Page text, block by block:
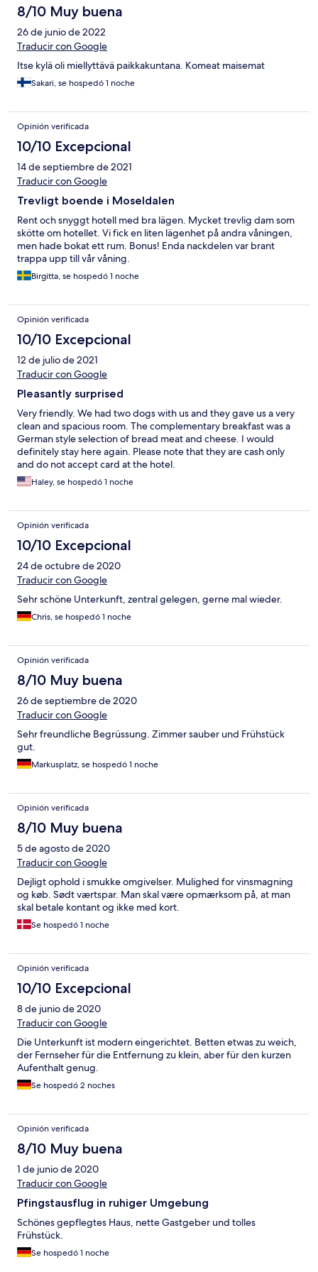
8/10 Muy buena
26 de junio de 2022
Traducir con Google
Itse kylä oli miellyttävä paikkakuntana. Komeat maisemat
Sakari, se hospedó 1 noche
Opinión verificada
10/10 Excepcional
14 de septiembre de 2021
Traducir con Google
Trevligt boende i Moseldalen
Rent och snyggt hotell med bra lägen. Mycket trevlig dam som
skötte om hotellet. Vi fick en liten lägenhet på andra våningen,
men hade bokat ett rum. Bonus! Enda nackdelen var brant
trappa upp till vår våning.
Birgitta, se hospedó 1 noche
Opinión verificada
10/10 Excepcional
12 de julio de 2021
Traducir con Google
Pleasantly surprised
Very friendly. We had two dogs with us and they gave us a very
clean and spacious room. The complementary breakfast was a
German style selection of bread meat and cheese. I would
definitely stay here again. Please note that they are cash only
and do not accept card at the hotel.
Haley, se hospedó 1 noche
Opinión verificada
10/10 Excepcional
24 de octubre de 2020
Traducir con Google
Sehr schöne Unterkunft, zentral gelegen, gerne mal wieder.
Chris, se hospedó 1 noche
Opinión verificada
8/10 Muy buena
26 de septiembre de 2020
Traducir con Google
Sehr freundliche Begrüssung. Zimmer sauber und Frühstück
gut.
Markusplatz, se hospedó 1 noche
Opinión verificada
8/10 Muy buena
5 de agosto de 2020
Traducir con Google
Dejligt ophold i smukke omgivelser. Mulighed for vinsmagning
og køb. Sødt værtspar. Man skal være opmærksom på, at man
skal betale kontant og ikke med kort.
Se hospedó 1 noche
Opinión verificada
10/10 Excepcional
8 de junio de 2020
Traducir con Google
Die Unterkunft ist modern eingerichtet. Betten etwas zu weich,
der Fernseher für die Entfernung zu klein, aber für den kurzen
Aufenthalt genug.
Se hospedó 2 noches
Opinión verificada
8/10 Muy buena
1 de junio de 2020
Traducir con Google
Pfingstausflug in ruhiger Umgebung
Schönes gepflegtes Haus, nette Gastgeber und tolles
Frühstück.
Se hospedó 1 noche